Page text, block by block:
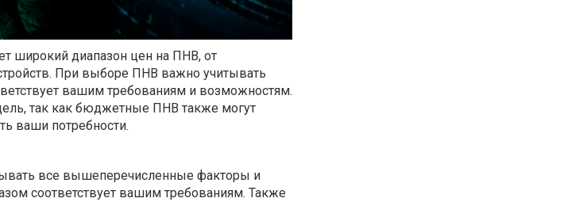
широкий диапазон цен на ПНВ, от
При выборе ПНВ важно учитывать
вашим требованиям и возможностям.
так как бюджетные ПНВ также могут
ваши потребности.
все вышеперечисленные факторы и
соответствует вашим требованиям. Также